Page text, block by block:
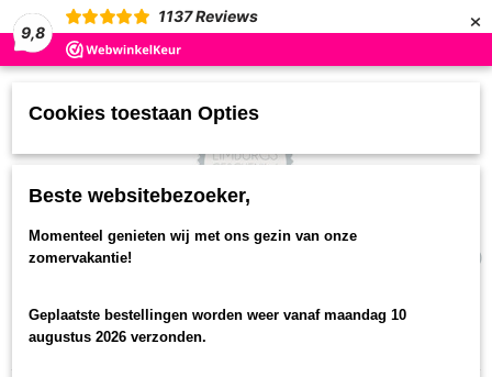
9,8
1137 Reviews ×
UW WINKELWAGEN
(0)
Home>Streekproducten>Beukenneutje advocaat
Beukenneutje advocaat
Cookies toestaan Opties
Beste websitebezoeker,
Momenteel genieten wij met ons gezin van onze
zomervakantie!
Geplaatste bestellingen worden weer vanaf maandag 10
augustus 2026 verzonden.